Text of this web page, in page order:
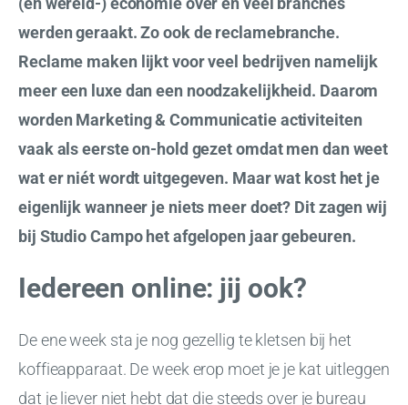
werden geraakt. Zo ook de reclamebranche.
Reclame maken lijkt voor veel bedrijven namelijk
meer een luxe dan een noodzakelijkheid. Daarom
worden Marketing & Communicatie activiteiten
vaak als eerste on-hold gezet omdat men dan weet
wat er niét wordt uitgegeven. Maar wat kost het je
eigenlijk wanneer je niets meer doet? Dit zagen wij
bij Studio Campo het afgelopen jaar gebeuren.
Iedereen online: jij ook?
De ene week sta je nog gezellig te kletsen bij het
koffieapparaat. De week erop moet je je kat uitleggen
dat je liever niet hebt dat die steeds over je bureau